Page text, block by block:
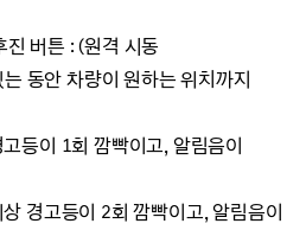
진 버튼 :(원격 시동
동안 차량이 원하는 위치까지
등이 1회 깜빡이고, 알림음이
경고등이 2회 깜빡이고, 알림음이